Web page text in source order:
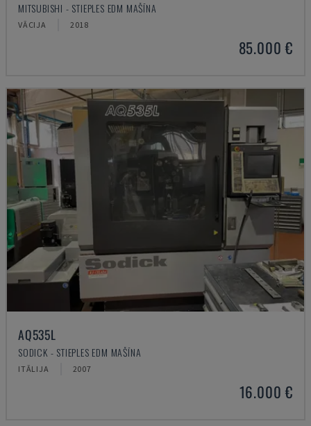
MITSUBISHI - STIEPLES EDM MAŠĪNA
VĀCIJA 2018
85.000 €
AQ535L
SODICK - STIEPLES EDM MAŠĪNA
ITĀLIJA 2007
16.000 €